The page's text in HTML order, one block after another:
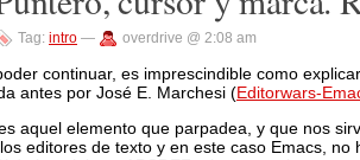
Tag: intro — overdrive @ 2:08 am
continuar, es imprescindible como
antes por José E. Marchesi (Editorwars-
aquel elemento que parpadea, y que nos
editores de texto y en este caso Emacs,